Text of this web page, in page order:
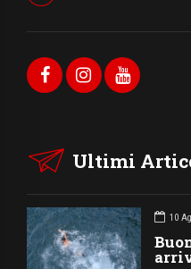
Ultimi
10